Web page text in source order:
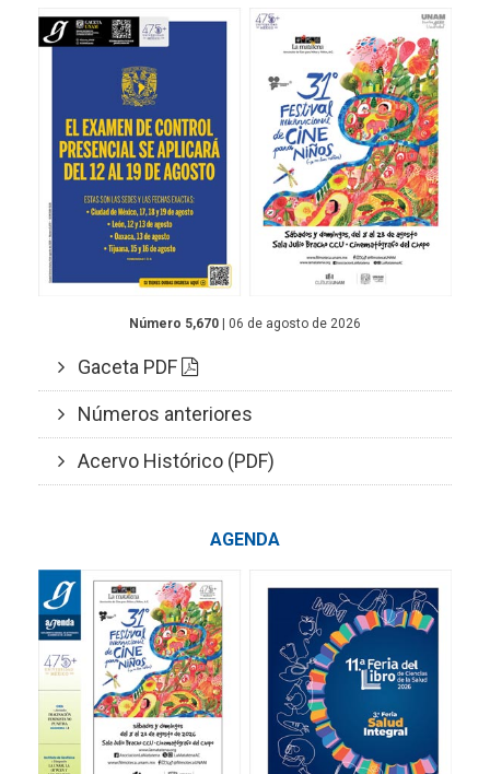
Número 5,670 | 06 de agosto de 2026
Gaceta PDF
Números anteriores
Acervo Histórico (PDF)
AGENDA